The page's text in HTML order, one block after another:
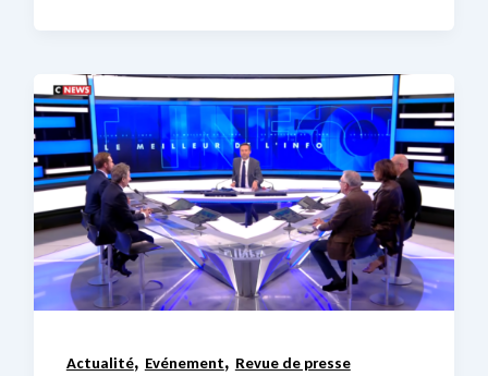
Actualité, Evénement, Revue de presse